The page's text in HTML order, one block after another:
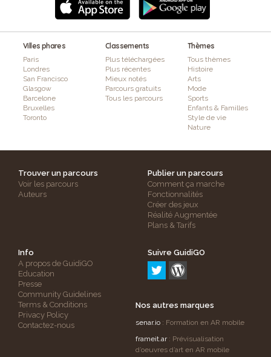
Villes phares
Paris
Londres
San Francisco
Glasgow
Barcelone
Bruxelles
Toronto
Classements
Plus téléchargées
Plus récentes
Mieux notés
Parcours gratuits
Tous les parcours
Thèmes
Tous thèmes
Histoire
Arts
Mode
Sports
Enfants & Familles
Style de vie
Nature
Trouver un parcours
Voir les parcours
Auteurs
Publier un parcours
Comment ça marche
Fonctionnalités
Créer des jeux
Réalité Augmentée
Plans & Tarifs
Info
A propos de GuidiGO
Education
Presse
Community Guidelines
Terms & Conditions
Privacy Policy
Contactez-nous
Suivre GuidiGO
Nos autres marques
senar.io : Formation en AR mobile
frameit.ar: Prévisualisation
d’oeuvres d’art en AR mobile